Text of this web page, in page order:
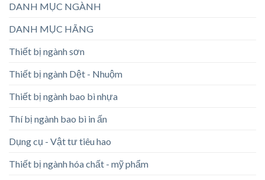
DANH MỤC NGÀNH
DANH MỤC HÃNG
Thiết bị ngành sơn
Thiết bị ngành Dệt - Nhuộm
Thiết bị ngành bao bì nhựa
Thí bị ngành bao bì in ấn
Dụng cụ - Vật tư tiêu hao
Thiết bị ngành hóa chất - mỹ phẩm